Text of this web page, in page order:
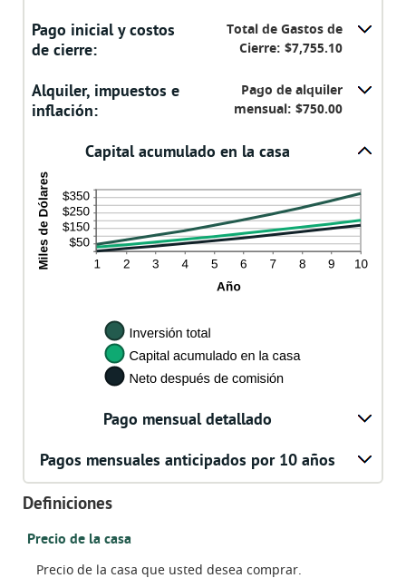
$20,000.00
Pago inicial y costos
de cierre:
Total de Gastos de
Cierre: $7,755.10
Alquiler, impuestos e
inflación:
Pago de alquiler
mensual: $750.00
Capital acumulado en la casa
Pago mensual detallado
Pagos mensuales anticipados por 10 años
Definiciones
Precio de la casa
Precio de la casa que usted desea comprar.